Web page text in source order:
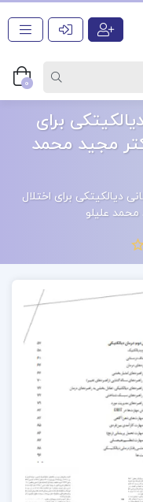
0
برای
مجید محمد
دیالکیتکی برای اختلال
علیلو